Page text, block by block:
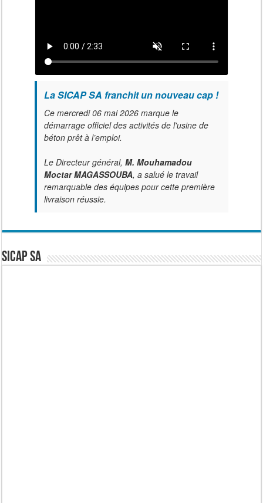
La SICAP SA franchit un nouveau cap !
Ce mercredi 06 mai 2026 marque le
démarrage officiel des activités de l'usine de
béton prêt à l’emploi.
Le Directeur général, M. Mouhamadou
Moctar MAGASSOUBA, a salué le travail
remarquable des équipes pour cette première
livraison réussie.
SICAP SA